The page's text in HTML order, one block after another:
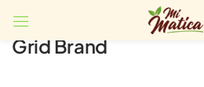
Grid Brand